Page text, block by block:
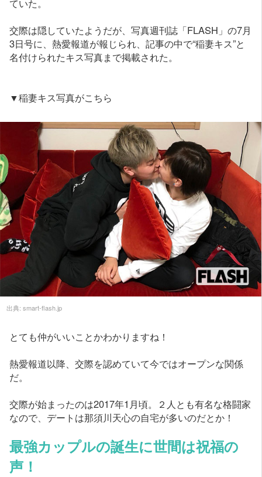
ていた。
交際は隠していたようだが、写真週刊誌「FLASH」の7月
3日号に、熱愛報道が報じられ、記事の中で“稲妻キス”と
名付けられたキス写真まで掲載された。
▼稲妻キス写真がこちら
出典: smart-flash.jp
とても仲がいいことかわかりますね！
熱愛報道以降、交際を認めていて今ではオープンな関係
だ。
交際が始まったのは2017年1月頃。２人とも有名な格闘家
なので、デートは那須川天心の自宅が多いのだとか！
最強カップルの誕生に世間は祝福の
声！